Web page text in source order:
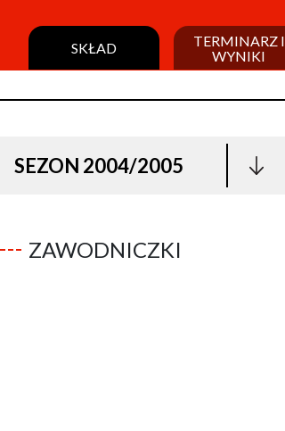
SKŁAD
TERMINARZ I
WYNIKI
SEZON 2004/2005
ZAWODNICZKI